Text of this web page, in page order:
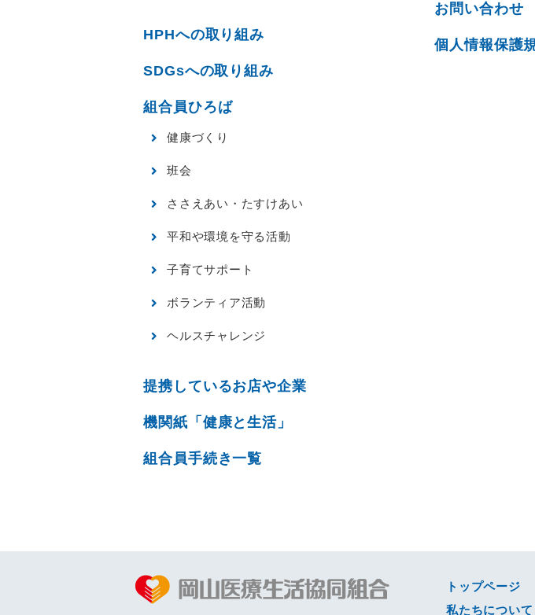
HPHへの取り組み
SDGsへの取り組み
組合員ひろば
健康づくり
班会
ささえあい・たすけあい
平和や環境を守る活動
子育てサポート
ボランティア活動
ヘルスチャレンジ
提携しているお店や企業
機関紙「健康と生活」
組合員手続き一覧
お問い合わせ
個人情報保護
トップページ
私たちについて